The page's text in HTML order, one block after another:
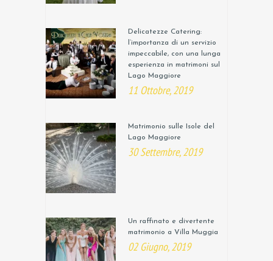
Delicatezze Catering:
l’importanza di un servizio
impeccabile, con una lunga
esperienza in matrimoni sul
Lago Maggiore
11 Ottobre, 2019
Matrimonio sulle Isole del
Lago Maggiore
30 Settembre, 2019
Un raffinato e divertente
matrimonio a Villa Muggia
02 Giugno, 2019